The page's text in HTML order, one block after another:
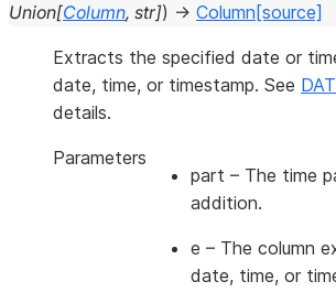
Union[Column, str]) → Column [source]
Extracts the specified date or
date, time, or timestamp. See
details.
Parameters
part – The time
addition.
e – The column
date, time, or